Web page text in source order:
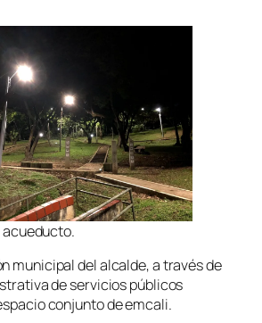
acueducto.
municipal del alcalde, a través de
de servicios públicos
conjunto de emcali.